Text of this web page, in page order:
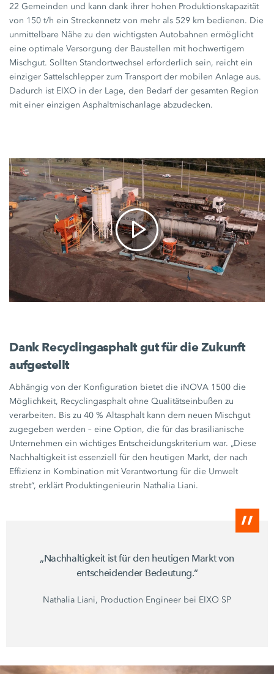
22 Gemeinden und kann dank ihrer hohen Produktionskapazität
von 150 t/h ein Streckennetz von mehr als 529 km bedienen. Die
unmittelbare Nähe zu den wichtigsten Autobahnen ermöglicht
eine optimale Versorgung der Baustellen mit hochwertigem
Mischgut. Sollten Standortwechsel erforderlich sein, reicht ein
einziger Sattelschlepper zum Transport der mobilen Anlage aus.
Dadurch ist EIXO in der Lage, den Bedarf der gesamten Region
mit einer einzigen Asphaltmischanlage abzudecken.
Dank Recyclingasphalt gut für die Zukunft
aufgestellt
Abhängig von der Konfiguration bietet die iNOVA 1500 die
Möglichkeit, Recyclingasphalt ohne Qualitätseinbußen zu
verarbeiten. Bis zu40 % Altasphalt kann dem neuen Mischgut
zugegeben werden – eine Option, die für das brasilianische
Unternehmen ein wichtiges Entscheidungskriterium war. „Diese
Nachhaltigkeit ist essenziell für den heutigen Markt, der nach
Effizienz in Kombination mit Verantwortung für die Umwelt
strebt“, erklärt Produktingenieurin Nathalia Liani.
„Nachhaltigkeit ist für den heutigen Markt von
entscheidender Bedeutung.“
Nathalia Liani, Production Engineer bei EIXO SP